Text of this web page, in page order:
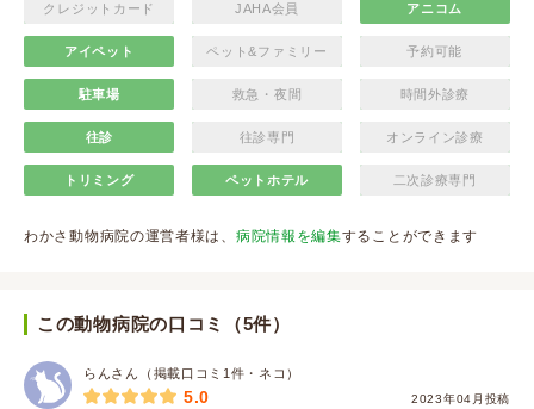
クレジットカード JAHA会員 アニコム
アイペット ペット&ファミリー 予約可能
駐車場 救急・夜間 時間外診療
往診 往診専門 オンライン診療
トリミング ペットホテル 二次診療専門
わかさ動物病院の運営者様は、 病院情報を編集することができます
この動物病院の口コミ（5件）
らんさん（掲載口コミ1件・ネコ）
2023年04月投稿
5.0